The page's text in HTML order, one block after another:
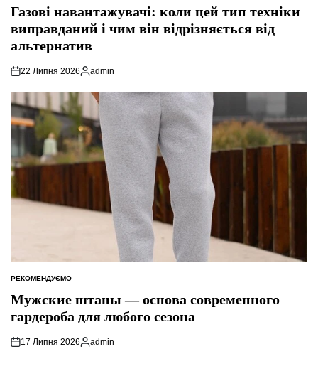
У
Газові навантажувачі: коли цей тип техніки
виправданий і чим він відрізняється від
альтернатив
22 Липня 2026
Опубліковано
admin
ОПУБЛІКУВАТИ
У
РЕКОМЕНДУЄМО
Мужские штаны — основа современного
гардероба для любого сезона
17 Липня 2026
Опубліковано
admin